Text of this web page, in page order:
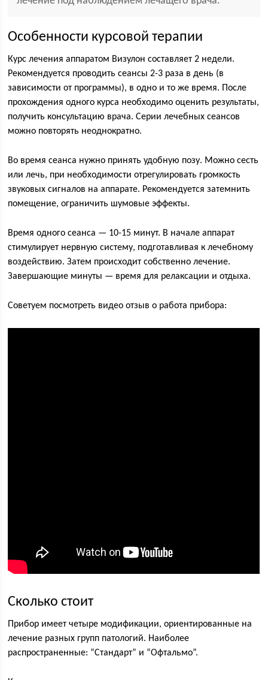
Особенности курсовой терапии
Курс лечения аппаратом Визулон составляет 2 недели.
Рекомендуется проводить сеансы 2-3 раза в день (в
зависимости от программы), в одно и то же время. После
прохождения одного курса необходимо оценить результаты,
получить консультацию врача. Серии лечебных сеансов
можно повторять неоднократно.
Во время сеанса нужно принять удобную позу. Можно сесть
или лечь, при необходимости отрегулировать громкость
звуковых сигналов на аппарате. Рекомендуется затемнить
помещение, ограничить шумовые эффекты.
Время одного сеанса — 10-15 минут. В начале аппарат
стимулирует нервную систему, подготавливая к лечебному
воздействию. Затем происходит собственно лечение.
Завершающие минуты — время для релаксации и отдыха.
Советуем посмотреть видео отзыв о работа прибора:
Сколько стоит
Прибор имеет четыре модификации, ориентированные на
лечение разных групп патологий. Наиболее
распространенные: “Стандарт” и “Офтальмо”.